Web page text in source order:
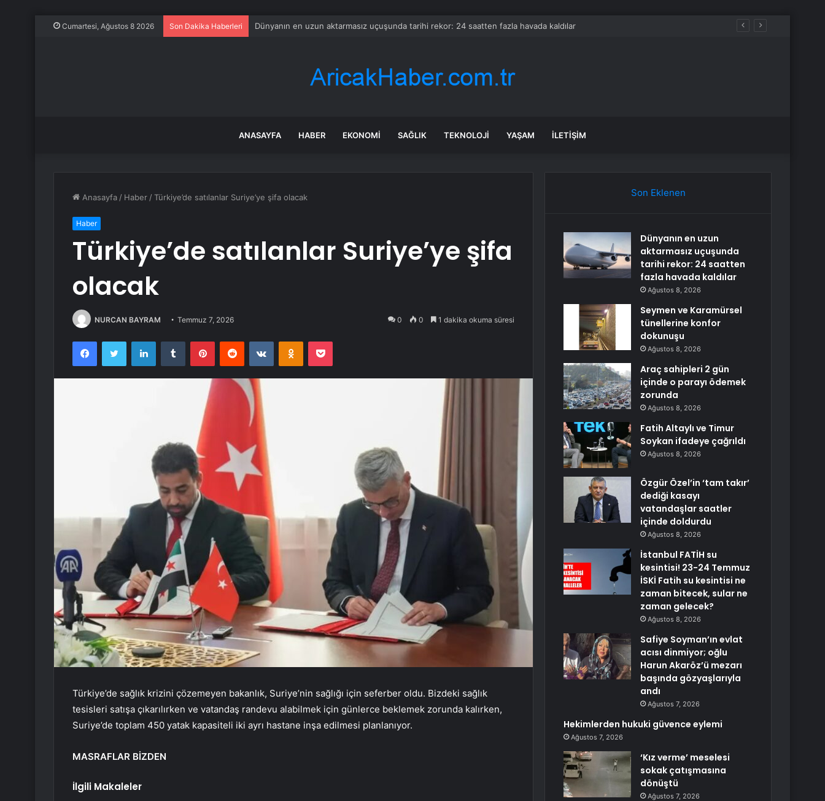
Cumartesi, Ağustos 8 2026 Son Dakika Haberleri Seymen ve Karamürsel tünellerine konfor dokunuşu
ANASAYFA HABER EKONOMI SAĞLIK TEKNOLOJI YAŞAM İLETIŞIM
Anasayfa / Haber /Türkiye’de satılanlar Suriye’ye şifa olacak
Haber
Türkiye’de satılanlar Suriye’ye şifa
olacak
NURCAN BAYRAM Temmuz 7, 2026 0 0 1 dakika okuma süresi
FacebookTwitter LinkedInTumblr PinterestReddit VKontakteOdnoklassniki
Pocket
Türkiye’de sağlık krizini çözemeyen bakanlık, Suriye’nin sağlığı için seferber oldu. Bizdeki sağlık
tesisleri satışa çıkarılırken ve vatandaş randevu alabilmek için günlerce beklemek zorunda kalırken,
Suriye’de toplam 450 yatak kapasiteli iki ayrı hastane inşa edilmesi planlanıyor.
MASRAFLAR BİZDEN
İlgili Makaleler
Son Eklenen
Dünyanın en uzun
aktarmasız uçuşunda
tarihi rekor: 24 saatten
fazla havada kaldılar
Ağustos 8, 2026
Seymen ve Karamürsel
tünellerine konfor
dokunuşu
Ağustos 8, 2026
Araç sahipleri 2 gün
içinde o parayı ödemek
zorunda
Ağustos 8, 2026
Fatih Altaylı ve Timur
Soykan ifadeye çağrıldı
Ağustos 8, 2026
Özgür Özel’in ‘tam takır’
dediği kasayı
vatandaşlar saatler
içinde doldurdu
Ağustos 8, 2026
İstanbul FATİH su
kesintisi! 23-24 Temmuz
İSKİ Fatih su kesintisi ne
zaman bitecek, sular ne
zaman gelecek?
Ağustos 8, 2026
Safiye Soyman’ın evlat
acısı dinmiyor; oğlu
Harun Akaröz’ü mezarı
başında gözyaşlarıyla
andı
Ağustos 7, 2026
Hekimlerden hukuki güvence eylemi
Ağustos 7, 2026
‘Kız verme’ meselesi
sokak çatışmasına
dönüştü
Ağustos 7, 2026